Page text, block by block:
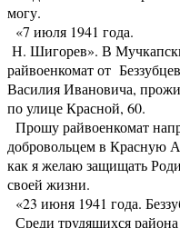
могу.
«7 июля 1941 года.
Н. Шигорев». В
райвоенкомат от
Василия Ивановича,
по улице Красной, 60.
Прошу райвоенкомат
добровольцем в Красную
как я желаю защищать
своей жизни.
«23 июня 1941 года.
Среди трудящихся района